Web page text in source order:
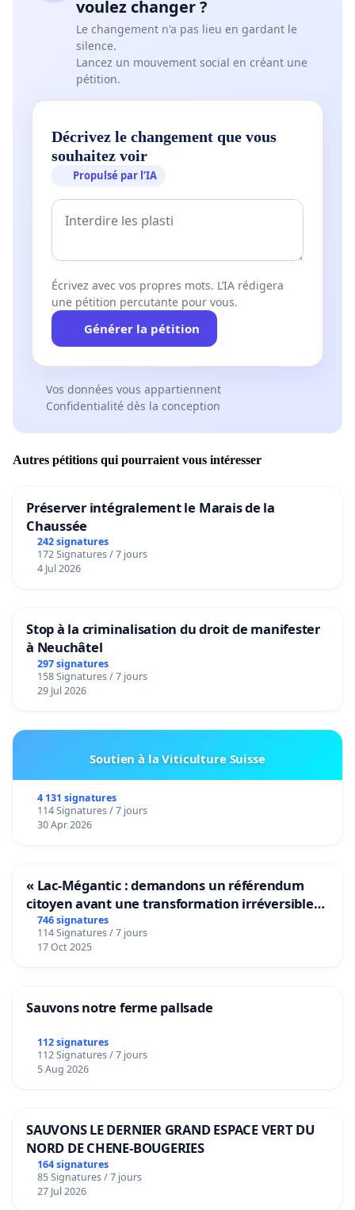
voulez changer ?
Le changement n'a pas lieu en gardant le
silence.
Lancez un mouvement social en créant une
pétition.
Décrivez le changement que vous
souhaitez voir
Propulsé par l’IA
Écrivez avec vos propres mots. L’IA rédigera
une pétition percutante pour vous.
Générer la pétition
Vos données vous appartiennent
Confidentialité dès la conception
Autres pétitions qui pourraient vous intéresser
Préserver intégralement le Marais de la
Chaussée
242 signatures
172 Signatures / 7 jours
4 Jul 2026
Stop à la criminalisation du droit de manifester
à Neuchâtel
297 signatures
158 Signatures / 7 jours
29 Jul 2026
Soutien à la Viticulture Suisse
4 131 signatures
114 Signatures / 7 jours
30 Apr 2026
« Lac-Mégantic : demandons un référendum
citoyen avant une transformation irréversible
de notre territoire »
746 signatures
114 Signatures / 7 jours
17 Oct 2025
Sauvons notre ferme pallsade
112 signatures
112 Signatures / 7 jours
5 Aug 2026
SAUVONS LE DERNIER GRAND ESPACE VERT DU
NORD DE CHENE-BOUGERIES
164 signatures
85 Signatures / 7 jours
27 Jul 2026